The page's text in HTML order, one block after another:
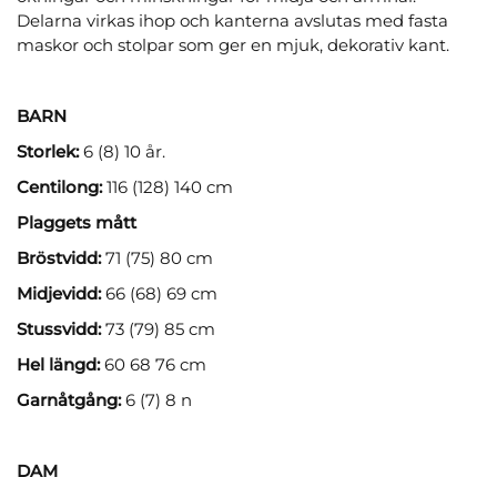
Delarna virkas ihop och kanterna avslutas med fasta
maskor och stolpar som ger en mjuk, dekorativ kant.
BARN
Storlek:6 (8) 10 år.
Centilong:116 (128) 140 cm
Plaggets mått
Bröstvidd:71 (75) 80 cm
Midjevidd:66 (68) 69 cm
Stussvidd:73 (79) 85 cm
Hel längd:60 68 76 cm
Garnåtgång:6 (7) 8 n
DAM